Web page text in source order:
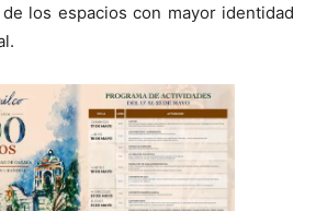
los espacios con mayor identidad